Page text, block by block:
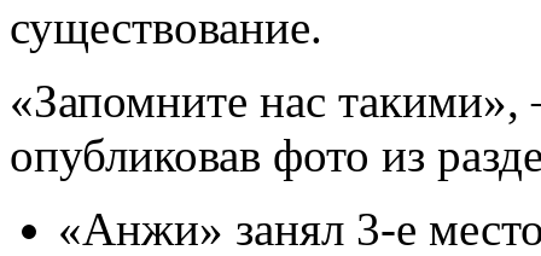
существование.
«Запомните нас такими»,
опубликовав фото из
«Анжи» занял 3-е